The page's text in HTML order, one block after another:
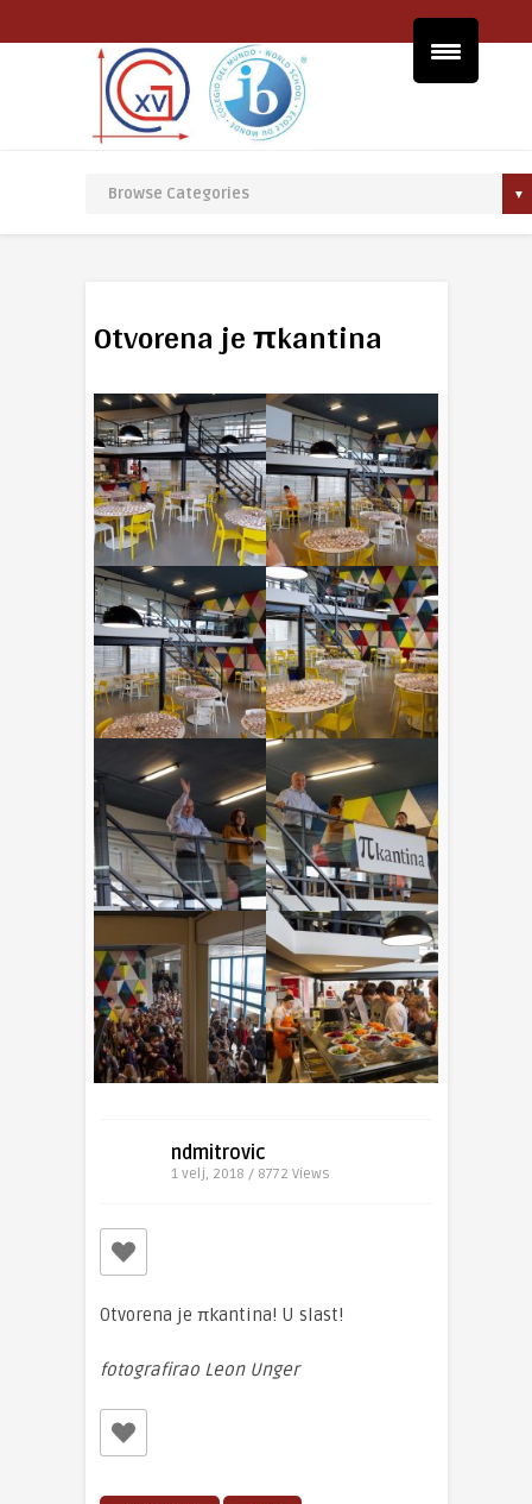
Otvorena je πkantina
ndmitrovic
1 velj, 2018 / 8772 Views
Otvorena je πkantina! U slast!
fotografirao Leon Unger